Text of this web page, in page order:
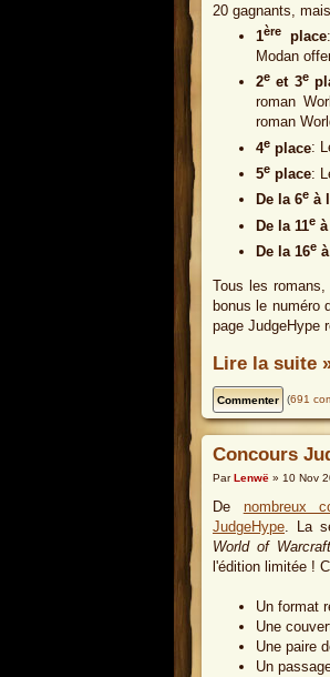
20 gagnants,
1ère place
Modan
2e et 3e
roman
roman
4e place:
5e place:
De la 6e à
De la 11e
De la 16e
Tous les
bonus le numéro
page JudgeHype
Lire la suite
(691
Concours
ParLenwë » 10 Nov
De nombreux
JudgeHype. La
World of
l'édition limitée !
Un format
Une
Une paire
Un